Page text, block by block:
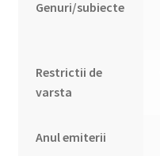
Genuri/subiecte
Restrictii de
varsta
Anul emiterii